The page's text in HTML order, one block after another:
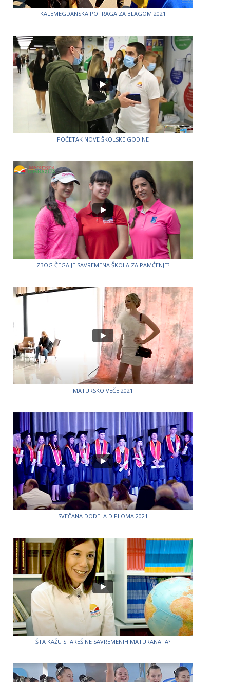
KALEMEGDANSKA POTRAGA ZA BLAGOM 2021
POČETAK NOVE ŠKOLSKE GODINE
ZBOG ČEGA JE SAVREMENA ŠKOLA ZA PAMĆENJE?
MATURSKO VEČE 2021
SVEČANA DODELA DIPLOMA 2021
ŠTA KAŽU STAREŠINE SAVREMENIH MATURANATA?